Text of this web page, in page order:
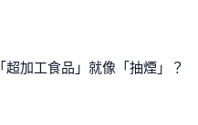
超加工食品」就像「抽煙」？